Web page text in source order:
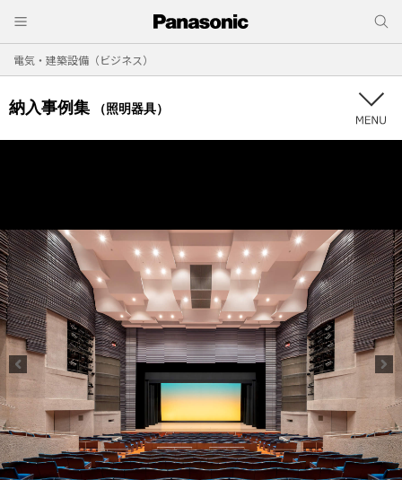
電気・建築設備（ビジネス）
納入事例集 （照明器具）